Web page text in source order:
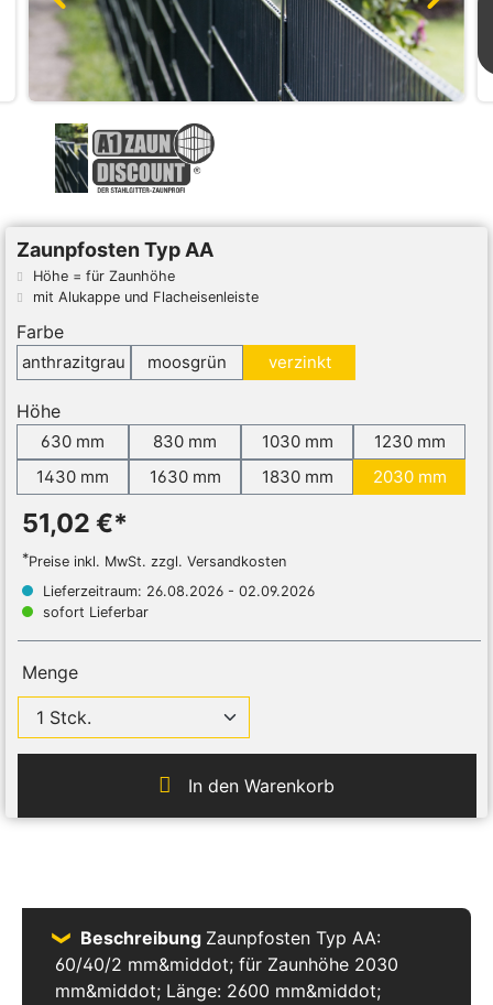
Zaunpfosten Typ AA
Höhe = für Zaunhöhe
mit Alukappe und Flacheisenleiste
Farbe
anthrazitgrau moosgrün verzinkt
Höhe
630 mm 830 mm 1030 mm
1230 mm
1430 mm
1630 mm 1830 mm 2030 mm
51,02 €*
*Preise inkl. MwSt. zzgl. Versandkosten
Lieferzeitraum: 26.08.2026 - 02.09.2026
sofort Lieferbar
Menge
In den Warenkorb
Beschreibung Zaunpfosten Typ AA:
60/40/2 mm&middot; für Zaunhöhe 2030
mm&middot; Länge: 2600 mm&middot;